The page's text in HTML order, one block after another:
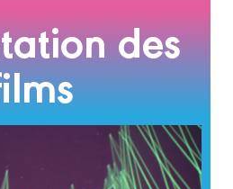
des